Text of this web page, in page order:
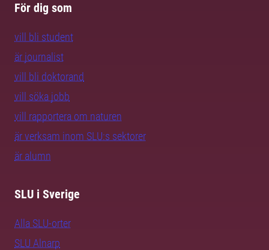
För dig som
vill bli student
är journalist
vill bli doktorand
vill söka jobb
vill rapportera om naturen
är verksam inom SLU:s sektorer
är alumn
SLU i Sverige
Alla SLU-orter
SLU Alnarp